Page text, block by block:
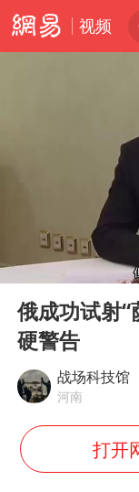
视频
Play
00:00
俄成功试射
硬警告
战场科技馆
河南
打开